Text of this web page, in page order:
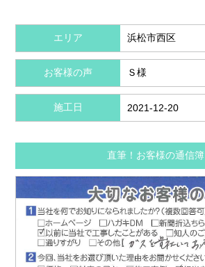
エリア 浜松市西区
お客様の声 Ｓ様
施工日 2021-12-20
直筆！お客様の通信簿